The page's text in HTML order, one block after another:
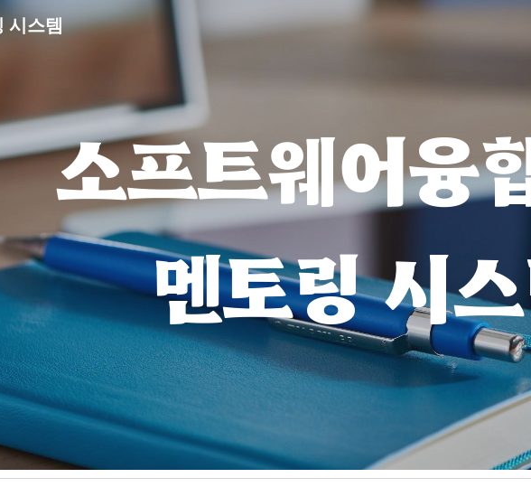
Skip to main content
시스템
소프트웨어융
멘토링 시